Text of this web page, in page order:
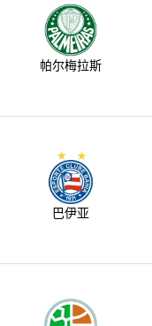
帕尔梅拉斯
巴伊亚